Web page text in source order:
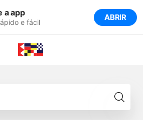
a app
e fácil ABRIR